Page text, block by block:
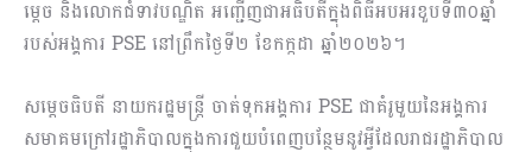
ម្តេច និងលោកជំទាវបណ្ឌិត អញ្ជើញជាអធិបតីក្នុងពិធីអបអរខួបទី៣០ឆ្នាំ
របស់អង្គការ PSE នៅព្រឹកថ្ងៃទី២ ខែកក្កដា ឆ្នាំ២០២៦។
សម្តេចធិបតី នាយករដ្ឋមន្ត្រី ចាត់ទុកអង្គការ PSE ជាគំរូមួយនៃអង្គការ
សមាគមក្រៅរដ្ឋាភិបាលក្នុងការជួយបំពេញបន្ថែមនូវអ្វីដែលរាជរដ្ឋាភិបាល